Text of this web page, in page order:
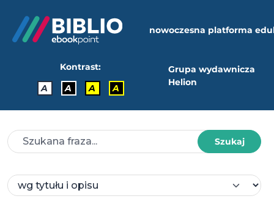
nowoczesna platforma
Kontrast:
A
A A A
Grupa wydawnicza
Helion
Szukaj